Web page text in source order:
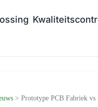
> Prototype PCB Fabriek vs